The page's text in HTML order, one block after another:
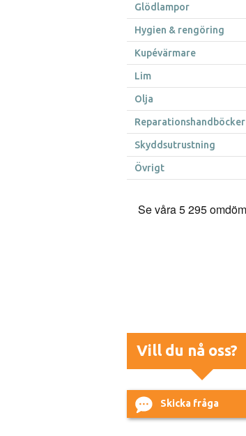
Glödlampor
Hygien & rengöring
Kupévärmare
Lim
Olja
Reparationshandböcker
Skyddsutrustning
Övrigt
Vill du nå oss?
Skicka fråga